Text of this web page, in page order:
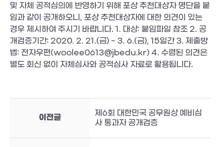
및 자체 공적심의에 반영하기 위해 포상 추천대상자 명단을 붙
임과 같이 공개하오니, 포상 추천대상자에 대한 의견이 있는
경우 제시하여 주시기 바랍니다. 1. 대상: 붙임파일 참조 2. 공
개검증기간: 2020. 2. 21.(금) ~ 3. 6.(금), 15일간 3. 제출방
법: 전자우편(woolee0613@jbedu.kr) 4. 수렴된 의견은
별도 회신 없이 자체심사와 공적심사 자료로 활용됩니다.
이전글
제6회 대한민국 공무원상 예비심
사 통과자 공개검증